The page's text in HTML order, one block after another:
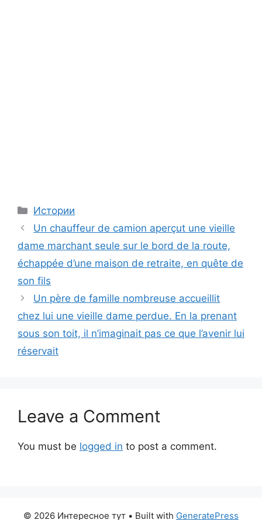
Categories
Истории
Un chauffeur de camion aperçut une vieille
dame marchant seule sur le bord de la route,
échappée d’une maison de retraite, en quête de
son fils
Un père de famille nombreuse accueillit
chez lui une vieille dame perdue. En la prenant
sous son toit, il n’imaginait pas ce que l’avenir lui
réservait
Leave a Comment
You must be logged in to post a comment.
© 2026 Интересное тут • Built with GeneratePress